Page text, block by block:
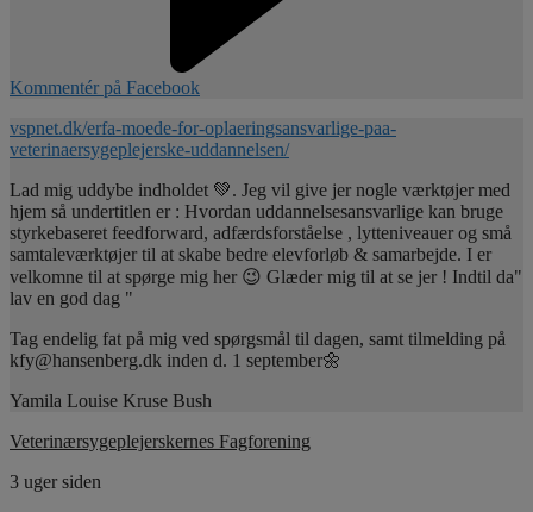
Kommentér på Facebook
vspnet.dk/erfa-moede-for-oplaeringsansvarlige-paa-
veterinaersygeplejerske-uddannelsen/
Lad mig uddybe indholdet 💚. Jeg vil give jer nogle værktøjer med
hjem så undertitlen er : Hvordan uddannelsesansvarlige kan bruge
styrkebaseret feedforward, adfærdsforståelse , lytteniveauer og små
samtaleværktøjer til at skabe bedre elevforløb & samarbejde. I er
velkomne til at spørge mig her 😉 Glæder mig til at se jer ! Indtil da"
lav en god dag "
Tag endelig fat på mig ved spørgsmål til dagen, samt tilmelding på
kfy@hansenberg.dk inden d. 1 september🌼
Yamila Louise Kruse Bush
Veterinærsygeplejerskernes Fagforening
3 uger siden